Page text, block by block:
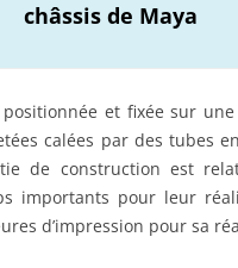
châssis de Maya
et fixée sur
calées par des tubes
de construction est
importants pour leur
d’impression pour sa